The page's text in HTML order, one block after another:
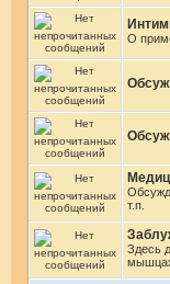
О
т.п.
Здесь
мышцах